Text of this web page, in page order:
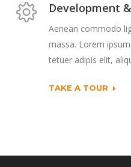
Development
Aenean commodo
massa. Lorem
tetuer adipis elit,
TAKE A TOUR